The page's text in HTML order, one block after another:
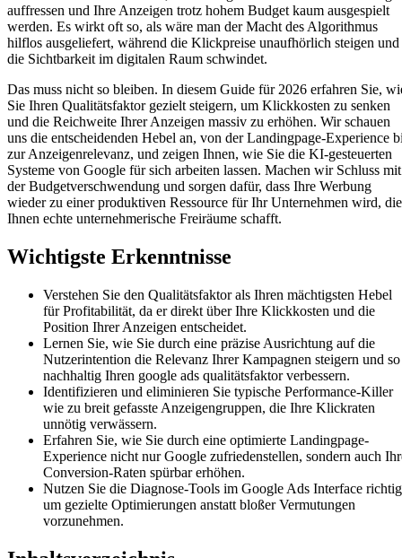
auffressen und Ihre Anzeigen trotz hohem Budget kaum ausgespielt
werden. Es wirkt oft so, als wäre man der Macht des Algorithmus
hilflos ausgeliefert, während die Klickpreise unaufhörlich steigen und
die Sichtbarkeit im digitalen Raum schwindet.
Das muss nicht so bleiben. In diesem Guide für 2026 erfahren Sie,
Sie Ihren Qualitätsfaktor gezielt steigern, um Klickkosten zu senken
und die Reichweite Ihrer Anzeigen massiv zu erhöhen. Wir schauen
uns die entscheidenden Hebel an, von der Landingpage-Experience
zur Anzeigenrelevanz, und zeigen Ihnen, wie Sie die KI-gesteuerten
Systeme von Google für sich arbeiten lassen. Machen wir Schluss mit
der Budgetverschwendung und sorgen dafür, dass Ihre Werbung
wieder zu einer produktiven Ressource für Ihr Unternehmen wird, die
Ihnen echte unternehmerische Freiräume schafft.
Wichtigste Erkenntnisse
Verstehen Sie den Qualitätsfaktor als Ihren mächtigsten Hebel
für Profitabilität, da er direkt über Ihre Klickkosten und die
Position Ihrer Anzeigen entscheidet.
Lernen Sie, wie Sie durch eine präzise Ausrichtung auf die
Nutzerintention die Relevanz Ihrer Kampagnen steigern und so
nachhaltig Ihren google ads qualitätsfaktor verbessern.
Identifizieren und eliminieren Sie typische Performance-Killer
wie zu breit gefasste Anzeigengruppen, die Ihre Klickraten
unnötig verwässern.
Erfahren Sie, wie Sie durch eine optimierte Landingpage-
Experience nicht nur Google zufriedenstellen, sondern auch
Conversion-Raten spürbar erhöhen.
Nutzen Sie die Diagnose-Tools im Google Ads Interface
um gezielte Optimierungen anstatt bloßer Vermutungen
vorzunehmen.